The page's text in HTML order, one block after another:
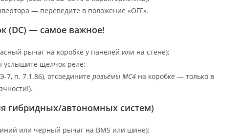
— переведите в положение «OFF».
(DC) — самое важное!
рычаг на коробке у панелей или на стене);
услышите щелчок реле;
п. 7.1.86), отсоедините разъёмы MC4 на коробке — только в
гибридных/автономных систем)
или чёрный рычаг на BMS или шине);